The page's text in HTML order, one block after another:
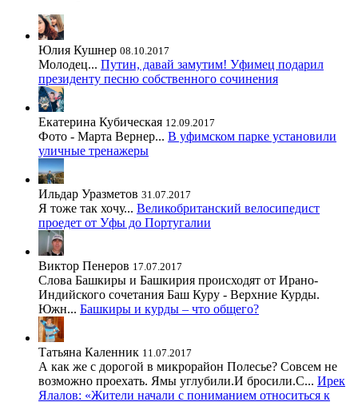
Юлия Кушнер 08.10.2017
Молодец... Путин, давай замутим! Уфимец подарил
президенту песню собственного сочинения
Екатерина Кубическая 12.09.2017
Фото - Марта Вернер... В уфимском парке установили
уличные тренажеры
Ильдар Уразметов 31.07.2017
Я тоже так хочу... Великобританский велосипедист
проедет от Уфы до Португалии
Виктор Пенеров 17.07.2017
Слова Башкиры и Башкирия происходят от Ирано-
Индийского сочетания Баш Куру - Верхние Курды.
Южн... Башкиры и курды – что общего?
Татьяна Каленник 11.07.2017
А как же с дорогой в микрорайон Полесье? Совсем не
возможно проехать. Ямы углубили.И бросили.С... Ирек
Ялалов: «Жители начали с пониманием относиться к